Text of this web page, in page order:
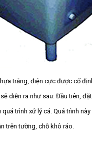
trắng, điện cực được cố
diễn ra như sau: Đầu tiên,
trình xử lý cá. Quá trình
trên tường, chỗ khô ráo.